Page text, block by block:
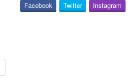
Facebook Twitter Instagram